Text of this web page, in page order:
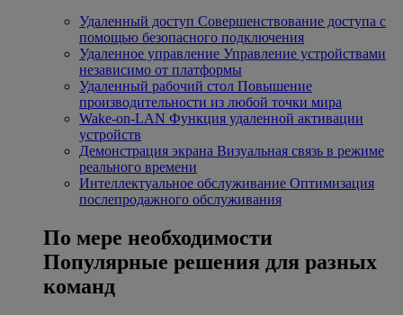
Удаленный доступ Совершенствование доступа с
помощью безопасного подключения
Удаленное управление Управление устройствами
независимо от платформы
Удаленный рабочий стол Повышение
производительности из любой точки мира
Wake-on-LAN Функция удаленной активации
устройств
Демонстрация экрана Визуальная связь в режиме
реального времени
Интеллектуальное обслуживание Оптимизация
послепродажного обслуживания
По мере необходимости
Популярные решения для разных
команд